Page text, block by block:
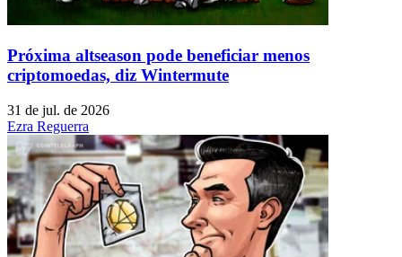
Próxima altseason pode beneficiar menos
criptomoedas, diz Wintermute
31 de jul. de 2026
Ezra Reguerra